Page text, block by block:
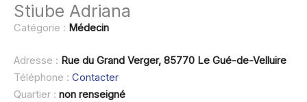
Stiube Adriana
Catégorie : Médecin
Adresse : Rue du Grand Verger, 85770 Le Gué-de-Velluire
Téléphone : Contacter
Quartier : non renseigné